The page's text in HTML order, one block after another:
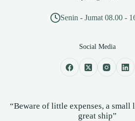
Senin - Jumat 08.00 -
Social Media
“Beware of little expenses, a small
great ship”